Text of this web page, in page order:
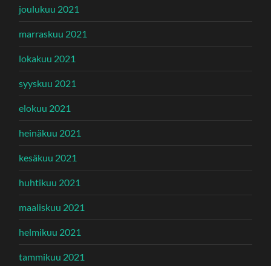
joulukuu 2021
marraskuu 2021
lokakuu 2021
syyskuu 2021
elokuu 2021
heinäkuu 2021
kesäkuu 2021
huhtikuu 2021
maaliskuu 2021
helmikuu 2021
tammikuu 2021